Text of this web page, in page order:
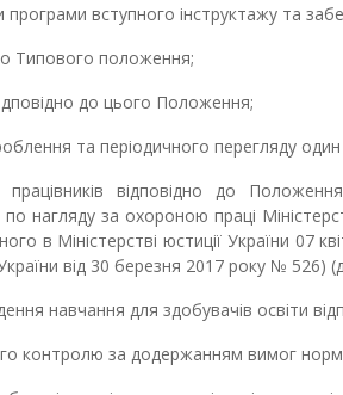
вступного інструктажу та
Типового положення;
до цього Положення;
та періодичного перегляду один
відповідно до
нагляду за охороною праці
в Міністерстві юстиції України 07
від 30 березня 2017 року № 526)
навчання для здобувачів освіти
контролю за додержанням вимог